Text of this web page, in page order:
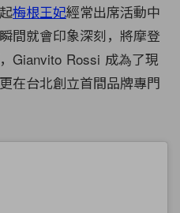
梅根王妃經常出席活動中
間就會印象深刻，將摩登
Gianvito Rossi 成為了現
在台北創立首間品牌專門